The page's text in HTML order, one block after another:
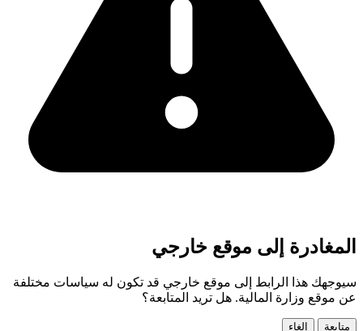
المغادرة إلى موقع خارجي
سيوجهك هذا الرابط إلى موقع خارجي قد تكون له سياسات مختلفة
عن موقع وزارة المالية. هل تريد المتابعة؟
متابعة إلغاء